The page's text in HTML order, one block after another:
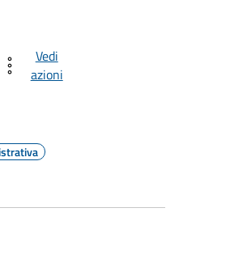
Vedi
azioni